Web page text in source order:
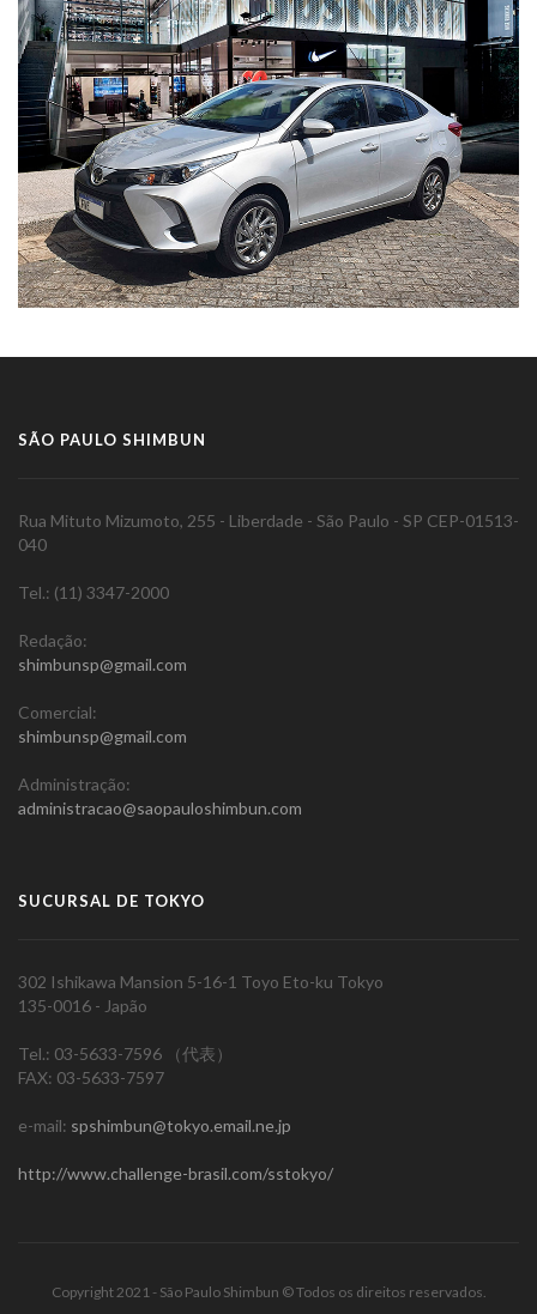
SÃO PAULO SHIMBUN
Rua Mituto Mizumoto, 255 - Liberdade - São Paulo - SP CEP-01513-
040
Tel.: (11) 3347-2000
Redação:
shimbunsp@gmail.com
Comercial:
shimbunsp@gmail.com
Administração:
administracao@saopauloshimbun.com
SUCURSAL DE TOKYO
302 Ishikawa Mansion 5-16-1 Toyo Eto-ku Tokyo
135-0016 - Japão
Tel.: 03-5633-7596 （代表）
FAX: 03-5633-7597
e-mail: spshimbun@tokyo.email.ne.jp
http://www.challenge-brasil.com/sstokyo/
Copyright 2021 - São Paulo Shimbun © Todos os direitos reservados.